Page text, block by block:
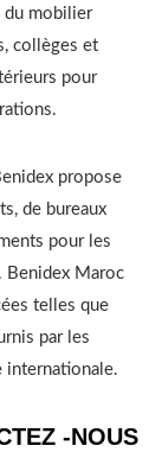
du mobilier
collèges et
pour
propose
de bureaux
pour les
Benidex Maroc
telles que
par les
internationale.
-NOUS